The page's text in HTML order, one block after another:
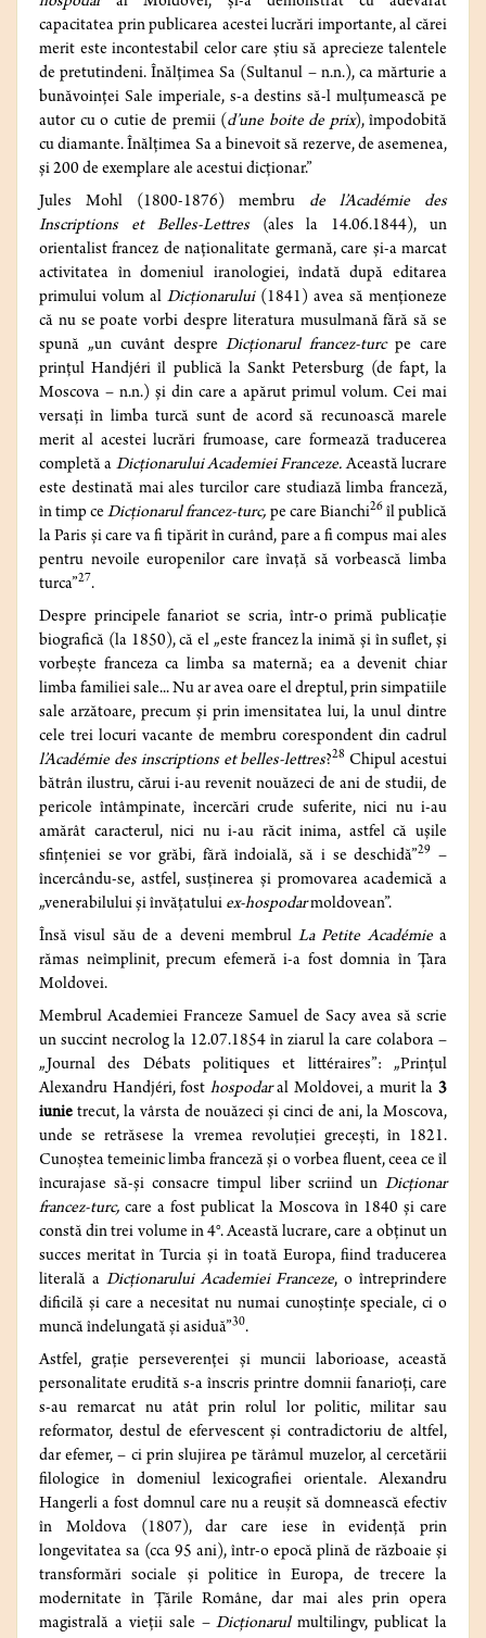
capacitatea prin publicarea acestei lucrări importante, al cărei
merit este incontestabil celor care știu să aprecieze talentele
de pretutindeni. Înălțimea Sa (Sultanul – n.n.), ca mărturie a
bunăvoinței Sale imperiale, s-a destins să-l mulțumească pe
autor cu o cutie de premii (d’une boite de prix), împodobită
cu diamante. Înălțimea Sa a binevoit să rezerve, de asemenea,
și 200 de exemplare ale acestui dicționar.”
Jules Mohl (1800-1876) membru de l’Académie des
Inscriptions et Belles-Lettres(ales la 14.06.1844), un
orientalist francez de naționalitate germană, care și-a marcat
activitatea în domeniul iranologiei, îndată după editarea
primului volum al Dicționarului(1841) avea să menționeze
că nu se poate vorbi despre literatura musulmană fără să se
spună „un cuvânt despreDicționarul francez-turcpe care
prințul Handjéri îl publică la Sankt Petersburg (de fapt, la
Moscova – n.n.) și din care a apărut primul volum. Cei mai
versați în limba turcă sunt de acord să recunoască marele
merit al acestei lucrări frumoase, care formează traducerea
completă a Dicționarului Academiei Franceze.Această lucrare
este destinată mai ales turcilor care studiază limba franceză,
în timp ceDicționarul francez-turc, pe care Bianchi26îl publică
la Paris și care va fi tipărit în curând, pare a fi compus mai ales
pentru nevoile europenilor care învață să vorbească limba
turca”27.
Despre principele fanariot se scria, într-o primă publicație
biografică (la 1850), că el „este francez la inimă și în suflet, și
vorbește franceza ca limba sa maternă; ea a devenit chiar
limba familiei sale... Nu ar avea oare el dreptul, prin simpatiile
sale arzătoare, precum și prin imensitatea lui, la unul dintre
cele trei locuri vacante de membru corespondent din cadrul
l’Académie des inscriptions et belles-lettres?28 Chipul acestui
bătrân ilustru, cărui i-au revenit nouăzeci de ani de studii, de
pericole întâmpinate, încercări crude suferite, nici nu i-au
amărât caracterul, nici nu i-au răcit inima, astfel că ușile
sfințeniei se vor grăbi, fără îndoială, să i se deschidă”29 –
încercându-se, astfel, susținerea și promovarea academică a
„venerabilului și învățatului ex-hospodarmoldovean”.
Însă visul său de a deveni membrulLa Petite Académiea
rămas neîmplinit, precum efemeră i-a fost domnia în Țara
Moldovei.
Membrul Academiei Franceze Samuel de Sacy avea să scrie
un succint necrolog la 12.07.1854 în ziarul la care colabora –
„Journal des Débats politiques et littéraires”: „Prințul
Alexandru Handjéri, fost hospodaral Moldovei, a murit la3
iunie trecut, la vârsta de nouăzeci și cinci de ani, la Moscova,
unde se retrăsese la vremea revoluției grecești, în 1821.
Cunoștea temeinic limba franceză și o vorbea fluent, ceea ce îl
încurajase să-și consacre timpul liber scriind un Dicționar
francez-turc, care a fost publicat la Moscova în 1840 și care
constă din trei volume in 4°. Această lucrare, care a obținut un
succes meritat în Turcia și în toată Europa, fiind traducerea
literală a Dicționarului Academiei Franceze, o întreprindere
dificilă și care a necesitat nu numai cunoștințe speciale, ci o
muncă îndelungată și asiduă”30.
Astfel, grație perseverenței și muncii laborioase, această
personalitate erudită s-a înscris printre domnii fanarioți, care
s-au remarcat nu atât prin rolul lor politic, militar sau
reformator, destul de efervescent și contradictoriu de altfel,
dar efemer, – ci prin slujirea pe tărâmul muzelor, al cercetării
filologice în domeniul lexicografiei orientale. Alexandru
Hangerli a fost domnul care nu a reușit să domnească efectiv
în Moldova (1807), dar care iese în evidență prin
longevitatea sa (cca 95 ani), într-o epocă plină de războaie și
transformări sociale și politice în Europa, de trecere la
modernitate în Țările Române, dar mai ales prin opera
magistrală a vieții sale –Dicționarulmultilingv, publicat la